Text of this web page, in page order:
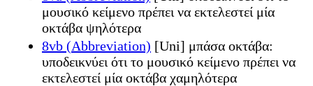
μουσικό κείμενο πρέπει να εκτελεστεί μία
οκτάβα ψηλότερα
8vb (Abbreviation) [Uni] μπάσα οκτάβα:
υποδεικνύει ότι το μουσικό κείμενο πρέπει να
εκτελεστεί μία οκτάβα χαμηλότερα